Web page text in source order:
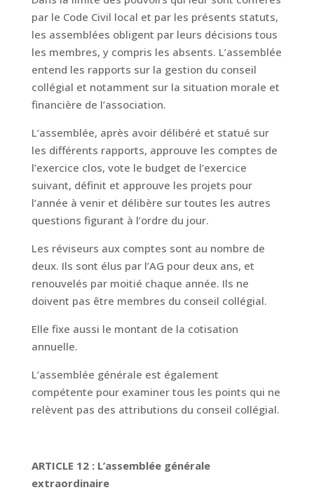
par le Code Civil local et par les présents statuts,
les assemblées obligent par leurs décisions tous
les membres, y compris les absents. L’assemblée
entend les rapports sur la gestion du conseil
collégial et notamment sur la situation morale et
financière de l’association.
L’assemblée, après avoir délibéré et statué sur
les différents rapports, approuve les comptes de
l’exercice clos, vote le budget de l’exercice
suivant, définit et approuve les projets pour
l’année à venir et délibère sur toutes les autres
questions figurant à l’ordre du jour.
Les réviseurs aux comptes sont au nombre de
deux. Ils sont élus par l’AG pour deux ans, et
renouvelés par moitié chaque année. Ils ne
doivent pas être membres du conseil collégial.
Elle fixe aussi le montant de la cotisation
annuelle.
L’assemblée générale est également
compétente pour examiner tous les points qui ne
relèvent pas des attributions du conseil collégial.
ARTICLE 12 : L’assemblée générale
extraordinaire